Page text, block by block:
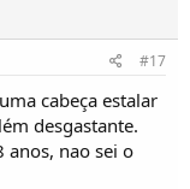
#17
cabeça estalar
desgastante.
anos, nao sei o